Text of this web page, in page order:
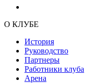
О КЛУБЕ
История
Руководство
Партнеры
Работники клуба
Арена